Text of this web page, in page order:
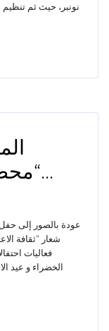
نونبر، حيث ثم تنظيم
“محطات” تحت شعار ثقافة...
عودة بالصور إلى
شعار “ثقافة
فعاليات
الخضراء و عيد